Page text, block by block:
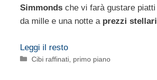
Simmonds che vi farà gustare piatti
da mille e una notte a prezzi stellari
Leggi il resto
Categorie
Cibi raffinati primo piano